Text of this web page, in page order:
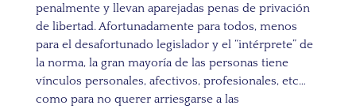
penalmente y llevan aparejadas penas de privación
de libertad. Afortunadamente para todos, menos
para el desafortunado legislador y el “intérprete” de
la norma, la gran mayoría de las personas tiene
vínculos personales, afectivos, profesionales, etc…
como para no querer arriesgarse a las